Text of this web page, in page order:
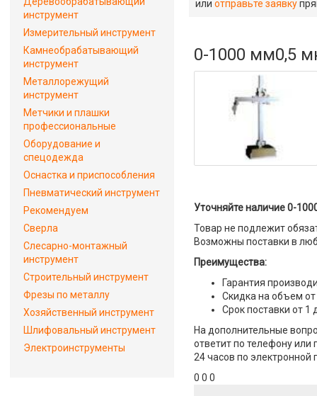
илиотправьте заявку
0-1000 мм0,5
Уточняйте наличие 0-
Товар не подлежит
Возможны поставки в
Преимущества:
Гарантия
Скидка на объем от
Срок поставки от 1
На дополнительные
ответит по телефону или
24 часов по электронной
0 0 0
инструмент
Измерительный инструмент
Камнеобрабатывающий
инструмент
Металлорежущий
инструмент
Метчики и плашки
профессиональные
Оборудование и
спецодежда
Оснастка и приспособления
Пневматический инструмент
Рекомендуем
Сверла
Слесарно-монтажный
инструмент
Строительный инструмент
Фрезы по металлу
Хозяйственный инструмент
Шлифовальный инструмент
Электроинструменты